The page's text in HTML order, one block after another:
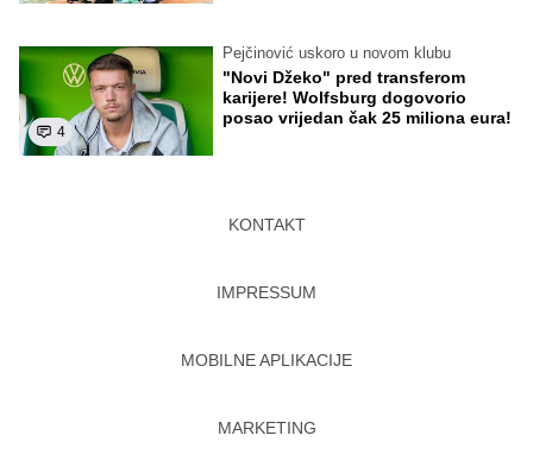
4
Pejčinović uskoro u novom klubu
"Novi Džeko" pred transferom
karijere! Wolfsburg dogovorio
posao vrijedan čak 25 miliona eura!
KONTAKT
IMPRESSUM
MOBILNE APLIKACIJE
MARKETING